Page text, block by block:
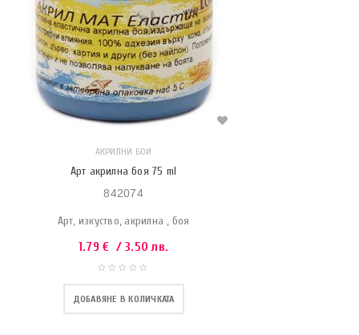
АКРИЛНИ БОИ
Арт акрилна боя 75 ml
842074
Арт, изкуство, акрилна , боя
1.79€ / 3.50 лв.
ДОБАВЯНЕ В КОЛИЧКАТА